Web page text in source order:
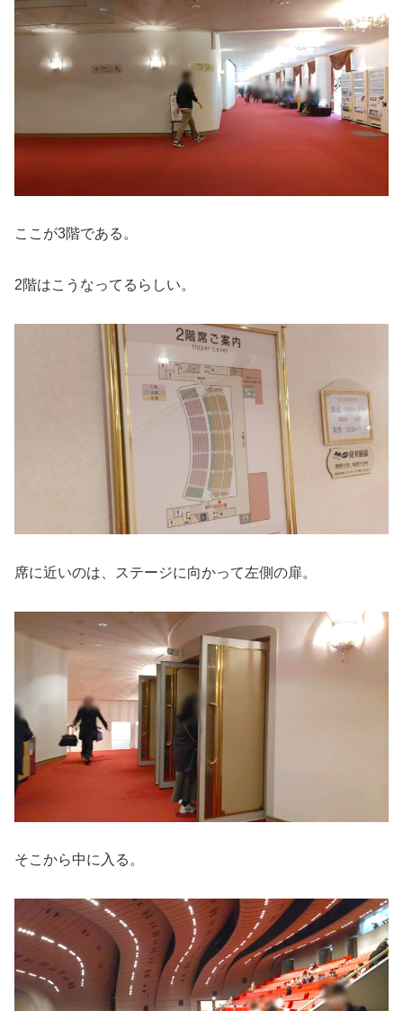
ここが3階である。
2階はこうなってるらしい。
席に近いのは、ステージに向かって左側の扉。
そこから中に入る。